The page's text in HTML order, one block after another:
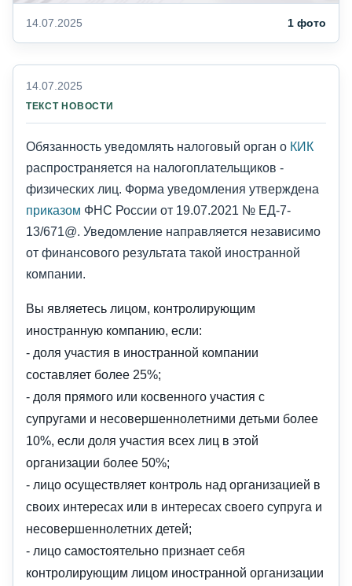
14.07.2025 1 фото
14.07.2025
ТЕКСТ НОВОСТИ
Обязанность уведомлять налоговый орган о КИК
распространяется на налогоплательщиков -
физических лиц. Форма уведомления утверждена
приказом ФНС России от 19.07.2021 № ЕД-7-
13/671@. Уведомление направляется независимо
от финансового результата такой иностранной
компании.
Вы являетесь лицом, контролирующим
иностранную компанию, если:
- доля участия в иностранной компании
составляет более 25%;
- доля прямого или косвенного участия с
супругами и несовершеннолетними детьми более
10%, если доля участия всех лиц в этой
организации более 50%;
- лицо осуществляет контроль над организацией в
своих интересах или в интересах своего супруга и
несовершеннолетних детей;
- лицо самостоятельно признает себя
контролирующим лицом иностранной организации